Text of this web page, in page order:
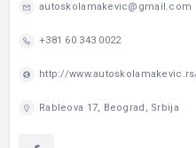
autoskolamakevic@gmail.com
+381 60 343 0022
http://
Rableova 17, Beograd, Srbija